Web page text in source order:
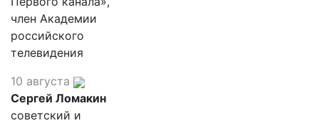
член Академии
российского
телевидения
10 августа
Сергей Ломакин
советский и